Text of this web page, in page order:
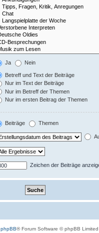
Ja Nein
Betreff und Text der Beiträge
Nur im Text der Beiträge
Nur im Betreff der Themen
Nur im ersten Beitrag der Themen
Beiträge Themen
Zeichen der Beiträge
phpBB® Forum Software © phpBB Limited